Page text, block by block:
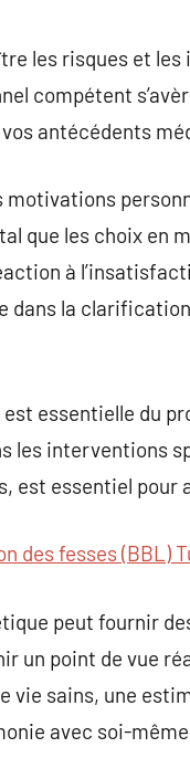
les risques et
compétent
antécédents
que les choix
à
la
essentielle du
les interventions
est essentiel pour
des fesses (BBL)
peut fournir
un point de vue
vie sains, une
avec soi-